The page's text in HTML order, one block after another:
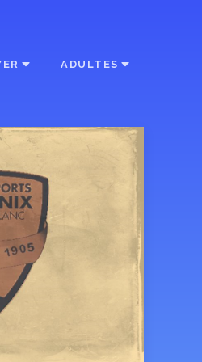
ADULTES